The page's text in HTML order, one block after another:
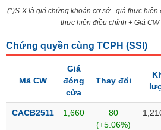
quỹ
mục
ETF
Cổ
chi
tiết
(*)S-X là giá chứng khoán cơ sở - giá thực
thực hiện điều chỉnh + Giá
Chứng quyền cùng TCPH (SSI )
Mã CW
Giá
đóng
cửa
Thay đổi
CACB2511 1,660
80
(+5.06%)
XUẤT
MỚI
Ngành